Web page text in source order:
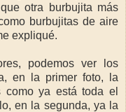
otra burbujita más
burbujitas de aire
expliqué.
podemos ver los
en la primer foto, la
como ya está toda el
en la segunda, ya la